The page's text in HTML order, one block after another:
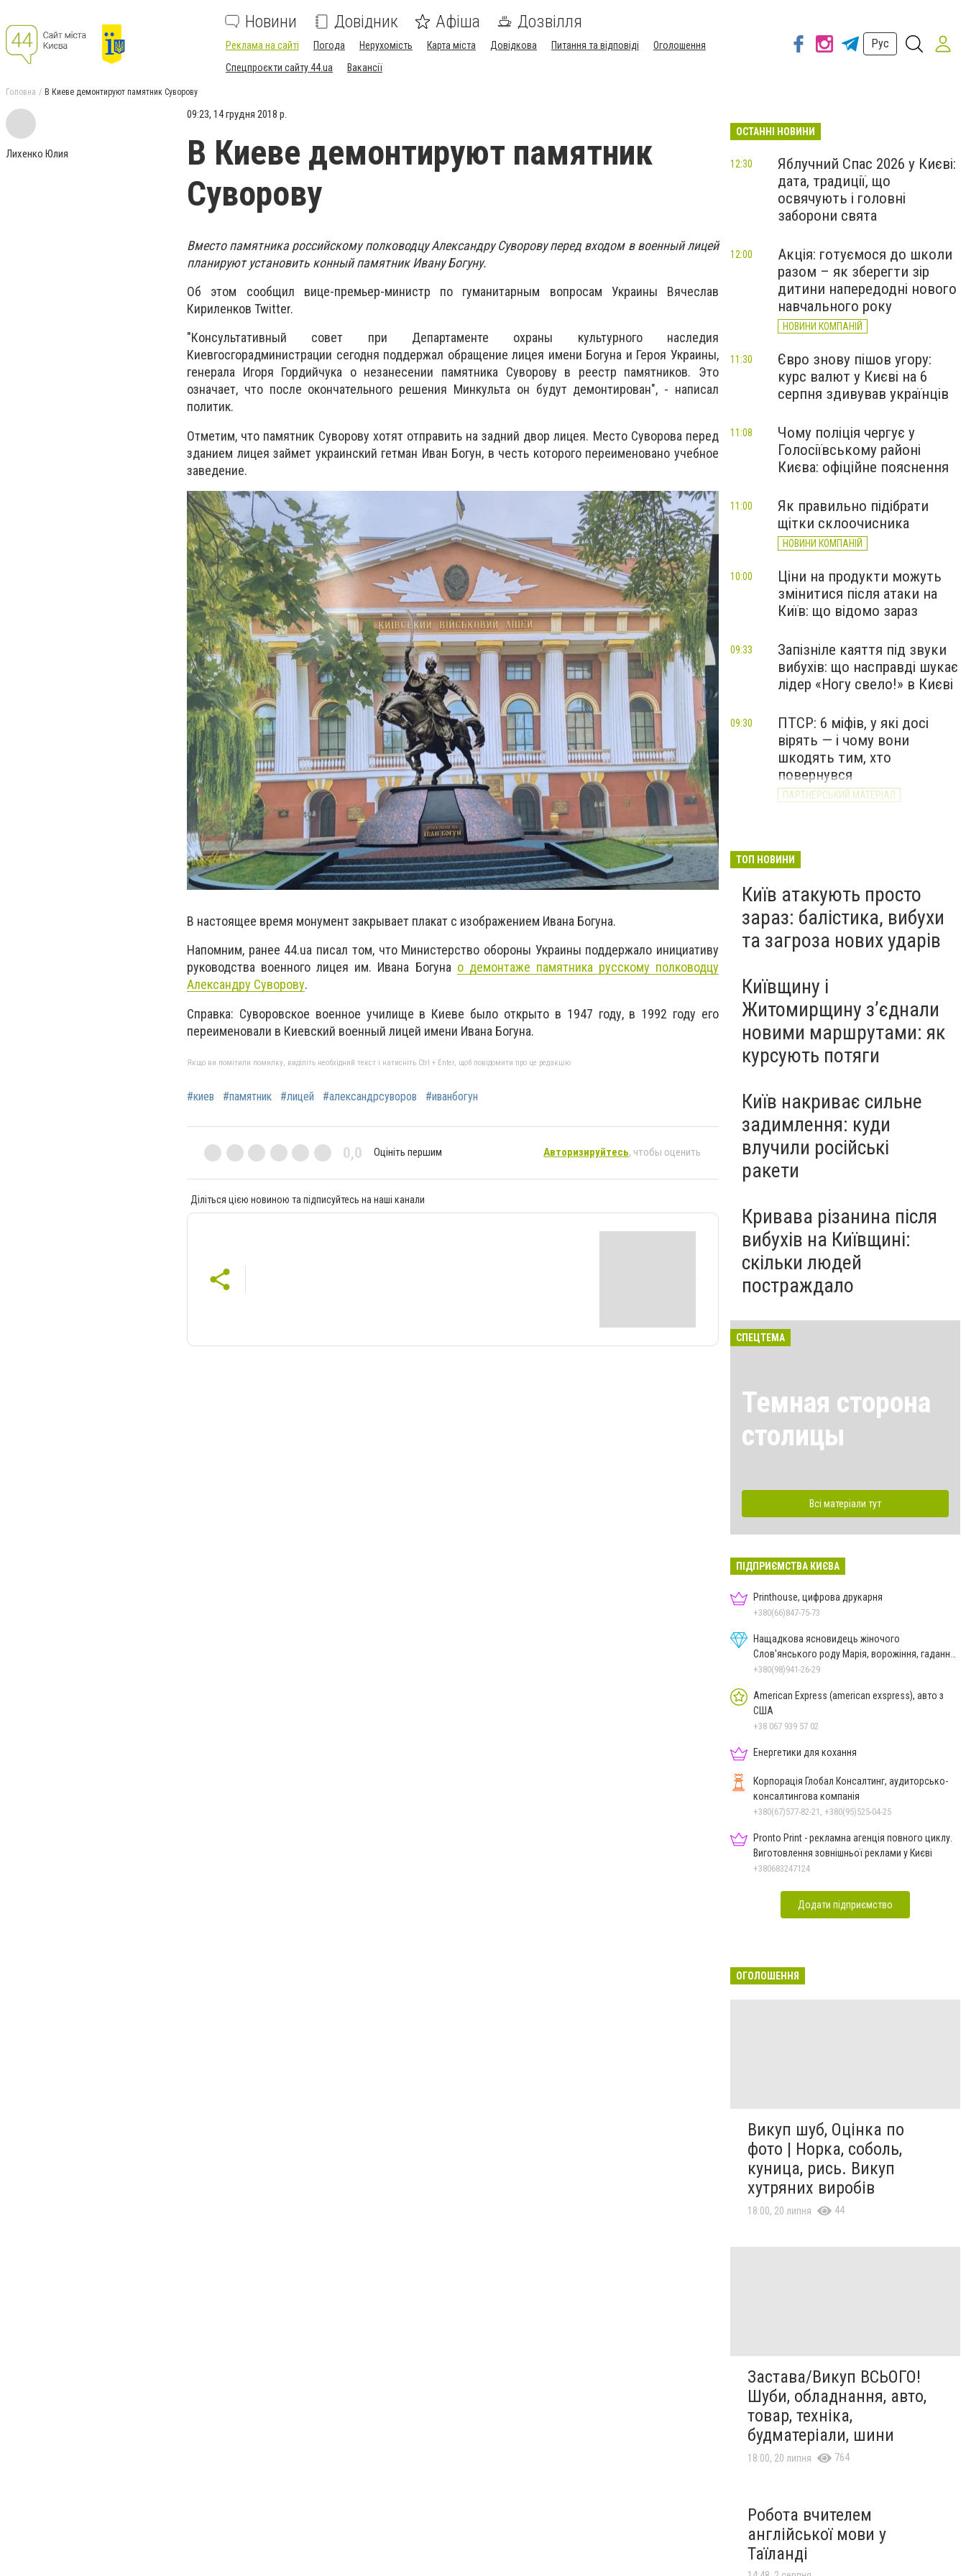
Новини Довідник Афіша Дозвілля
Реклама на сайті Погода Нерухомість Карта міста Довідкова Питання та відповіді
Оголошення
Спецпроєкти сайту 44.ua
Вакансії
Рус
Головна В Киеве демонтируют памятник Суворову
Лихенко Юлия
09:23, 14 грудня 2018 р.
В Киеве демонтируют памятник
Суворову
Вместо памятника российскому полководцу Александру Суворову перед входом в военный лицей
планируют установить конный памятник Ивану Богуну.
Об этом сообщил вице-премьер-министр по гуманитарным вопросам Украины Вячеслав
Кириленков Twitter.
"Консультативный совет при Департаменте охраны культурного наследия
Киевгосгорадминистрации сегодня поддержал обращение лицея имени Богуна и Героя Украины,
генерала Игоря Гордийчука о незанесении памятника Суворову в реестр памятников. Это
означает, что после окончательного решения Минкульта он будут демонтирован", - написал
политик.
Отметим, что памятник Суворову хотят отправить на задний двор лицея. Место Суворова перед
зданием лицея займет украинский гетман Иван Богун, в честь которого переименовано учебное
заведение.
В настоящее время монумент закрывает плакат с изображением Ивана Богуна.
Напомним, ранее 44.ua писал том, что Министерство обороны Украины поддержало инициативу
руководства военного лицея им. Ивана Богуна о демонтаже памятника русскому полководцу
Александру Суворову.
Справка: Суворовское военное училище в Киеве было открыто в 1947 году, в 1992 году его
переименовали в Киевский военный лицей имени Ивана Богуна.
Якщо ви помітили помилку, виділіть необхідний текст і натисніть Ctrl + Enter, щоб повідомити про це редакцію
#киев #памятник #лицей #александрсуворов #иванбогун
0,0 Оцініть першим Авторизируйтесь, чтобы оценить
Діліться цією новиною та підписуйтесь на наші канали
ОСТАННІ НОВИНИ
Яблучний Спас 2026 у Києві:
дата, традиції, що
освячують і головні
заборони свята
12:30
Акція: готуємося до школи
разом – як зберегти зір
дитини напередодні нового
навчального року
НОВИНИ КОМПАНІЙ
12:00
Євро знову пішов угору:
курс валют у Києві на 6
серпня здивував українців
11:30
Чому поліція чергує у
Голосіївському районі
Києва: офіційне пояснення
11:08
Як правильно підібрати
щітки склоочисника
НОВИНИ КОМПАНІЙ
11:00
Ціни на продукти можуть
змінитися після атаки на
Київ: що відомо зараз
10:00
Запізніле каяття під звуки
вибухів: що насправді шукає
лідер «Ногу свело!» в Києві
09:33
ПТСР: 6 міфів, у які досі
вірять — і чому вони
шкодять тим, хто
повернувся
ПАРТНЕРСЬКИЙ МАТЕРІАЛ
09:30
ТОП НОВИНИ
Київ атакують просто
зараз: балістика, вибухи
та загроза нових ударів
Київщину і
Житомирщину з’єднали
новими маршрутами: як
курсують потяги
Київ накриває сильне
задимлення: куди
влучили російські
ракети
Кривава різанина після
вибухів на Київщині:
скільки людей
постраждало
СПЕЦТЕМА
Темная сторона
столицы
Всі матеріали тут
ПІДПРИЄМСТВА КИЄВА
Printhouse, цифрова друкарня
+380(66)847-75-73
Нащадкова ясновидець жіночого
Слов'янського роду Марія, ворожіння, гадання
онлайн, ворожіння Таро
+380(98)941-26-29
American Express (american exspress), авто з
США
+38 067 939 57 02
Енергетики для кохання
Корпорація Глобал Консалтинг, аудиторсько-
консалтингова компанія
+380(67)577-82-21, +380(95)525-04-25
Pronto Print - рекламна агенція повного циклу.
Виготовлення зовнішньої реклами у Києві
+380683247124
Додати підприємство
ОГОЛОШЕННЯ
Викуп шуб, Оцінка по
фото | Норка, соболь,
куница, рись. Викуп
хутряних виробів
18:00, 20 липня 44
Застава/Викуп ВСЬОГО!
Шуби, обладнання, авто,
товар, техніка,
будматеріали, шини
18:00, 20 липня 764
Робота вчителем
англійської мови у
Таїланді